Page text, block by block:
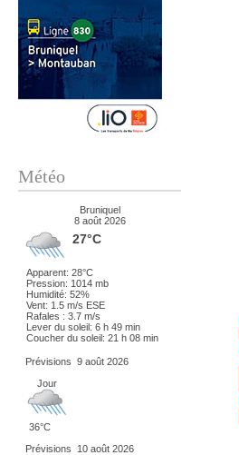
Météo
Bruniquel
8 août 2026
27°C
Apparent: 28°C
Pression: 1014 mb
Humidité: 52%
Vent: 1.5 m/s ESE
Rafales : 3.7 m/s
Lever du soleil: 6 h 49 min
Coucher du soleil: 21 h 08 min
Prévisions 9 août 2026
Jour
36°C
Prévisions
10 août 2026